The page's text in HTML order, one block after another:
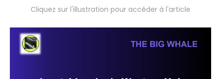
Cliquez sur l'illustration pour accéder à l'article